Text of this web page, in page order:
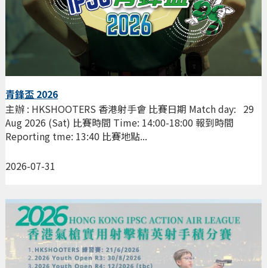
青鋒盃 2026
2026-07-31
主辦 : HKSHOOTERS 香港射手會 比賽日期 Match day: 29
Aug 2026 (Sat) 比賽時間 Time: 14:00-18:00 報到時間
Reporting tme: 13:40 比賽地點...